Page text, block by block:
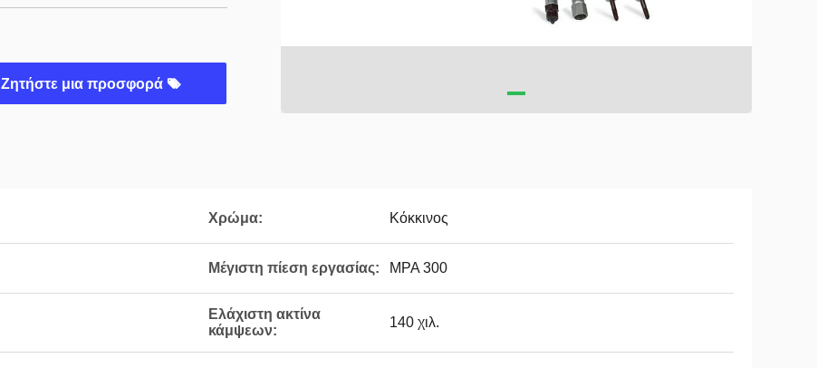
Ζητήστε μια προσφορά
Χρώμα: Κόκκινος
Μέγιστη πίεση εργασίας: MPA 300
Ελάχιστη ακτίνα
κάμψεων:
140 χιλ.